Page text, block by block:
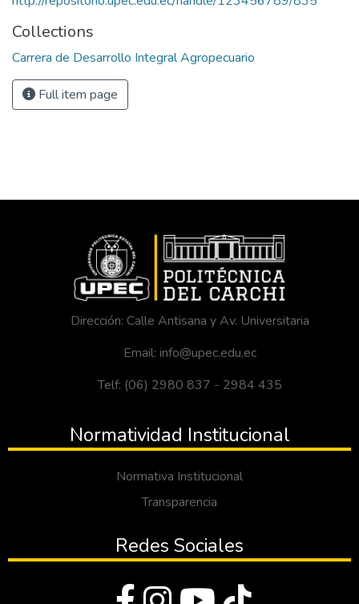
Collections
Carrera de Desarrollo Integral Agropecuario
Full item page
Dirección: Calle Antisana y Av. Universitaria
Email: info@upec.edu.ec
Telf: (06) 2980 837 - 2984 435
Normatividad Institucional
Normativa Institucional
Transparencia
Redes Sociales